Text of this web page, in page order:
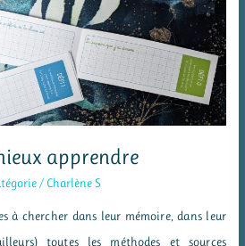
apprendre
/ Charlène S
à chercher dans leur mémoire, dans leur
toutes les méthodes et sources